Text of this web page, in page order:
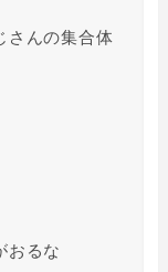
さんの集合体
おるな